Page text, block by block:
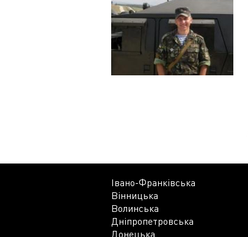
Івано-Франківська
Вінницька
Волинська
Дніпропетровська
Донецька